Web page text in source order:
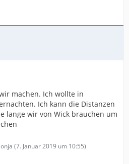
machen. Ich wollte in
Ich kann die Distanzen
lange wir von Wick brauchen um
(7. Januar 2019 um 10:55)